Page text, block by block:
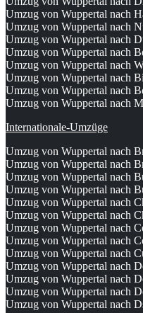
Umzug von Wuppertal nach
Umzug von Wuppertal nach
Umzug von Wuppertal nach
Umzug von Wuppertal nach
Umzug von Wuppertal nach
Umzug von Wuppertal nach
Umzug von Wuppertal nach
Umzug von Wuppertal nach
Internationale-Umzüge
Umzug von Wuppertal nach
Umzug von Wuppertal nach
Umzug von Wuppertal nach
Umzug von Wuppertal nach
Umzug von Wuppertal nach
Umzug von Wuppertal nach
Umzug von Wuppertal nach
Umzug von Wuppertal nach
Umzug von Wuppertal nach
Umzug von Wuppertal nach
Umzug von Wuppertal nach
Umzug von Wuppertal nach
Umzug von Wuppertal nach